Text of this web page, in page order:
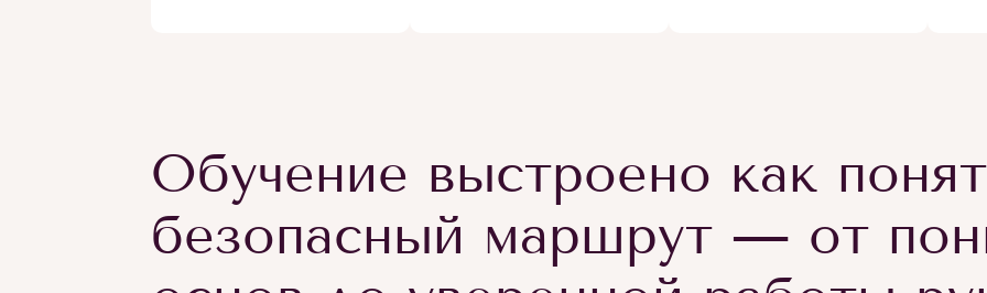
Обучение выстроено как
безопасный маршрут — от